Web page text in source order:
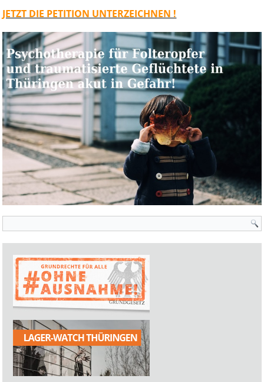
JETZT DIE PETITION UNTERZEICHNEN !
Suchformular